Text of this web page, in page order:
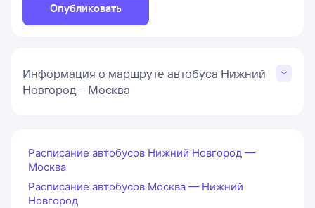
Опубликовать
Информация о маршруте автобуса Нижний
Новгород – Москва
Расписание автобусов Нижний Новгород —
Москва
Расписание автобусов Москва — Нижний
Новгород